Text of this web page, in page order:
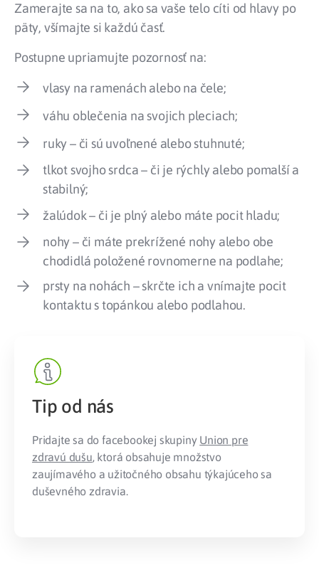
Zamerajte sa na to, ako sa vaše telo cíti od hlavy po
päty, všímajte si každú časť.
Postupne upriamujte pozornosť na:
vlasy na ramenách alebo na čele;
váhu oblečenia na svojich pleciach;
ruky – či sú uvoľnené alebo stuhnuté;
tlkot svojho srdca – či je rýchly alebo pomalší a
stabilný;
žalúdok – či je plný alebo máte pocit hladu;
nohy – či máte prekrížené nohy alebo obe
chodidlá položené rovnomerne na podlahe;
prsty na nohách – skrčte ich a vnímajte pocit
kontaktu s topánkou alebo podlahou.
Tip od nás
Pridajte sa do facebookej skupiny Union pre
zdravú dušu, ktorá obsahuje množstvo
zaujímavého a užitočného obsahu týkajúceho sa
duševného zdravia.